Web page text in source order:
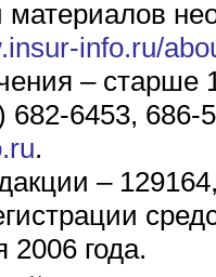
материалов
info.ru/
– старше
6453, 686-
.
–
2006 года.